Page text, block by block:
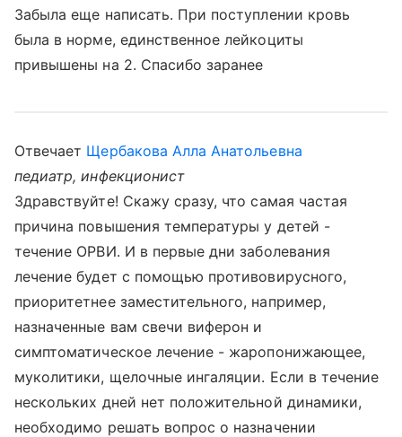
Забыла еще написать. При поступлении кровь
была в норме, единственное лейкоциты
привышены на 2. Спасибо заранее
Отвечает Щербакова Алла Анатольевна
педиатр, инфекционист
Здравствуйте! Скажу сразу, что самая частая
причина повышения температуры у детей -
течение ОРВИ. И в первые дни заболевания
лечение будет с помощью противовирусного,
приоритетнее заместительного, например,
назначенные вам свечи виферон и
симптоматическое лечение - жаропонижающее,
муколитики, щелочные ингаляции. Если в течение
нескольких дней нет положительной динамики,
необходимо решать вопрос о назначении